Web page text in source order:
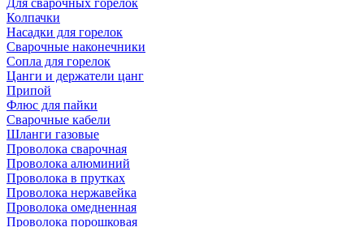
Для сварочных горелок
Колпачки
Насадки для горелок
Сварочные наконечники
Сопла для горелок
Цанги и держатели цанг
Припой
Флюс для пайки
Сварочные кабели
Шланги газовые
Проволока сварочная
Проволока алюминий
Проволока в прутках
Проволока нержавейка
Проволока омедненная
Проволока порошковая